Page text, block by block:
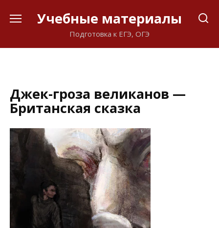
Учебные материалы
Подготовка к ЕГЭ, ОГЭ
Джек-гроза великанов —
Британская сказка